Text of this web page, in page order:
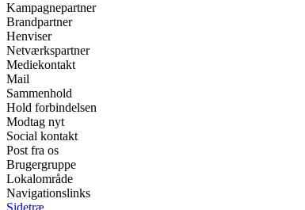
Kampagnepartner
Brandpartner
Henviser
Netværkspartner
Mediekontakt
Mail
Sammenhold
Hold forbindelsen
Modtag nyt
Social kontakt
Post fra os
Brugergruppe
Lokalområde
Navigationslinks
Sidetræ